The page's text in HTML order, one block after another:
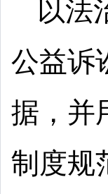
以法
公益诉
据，并
制度规